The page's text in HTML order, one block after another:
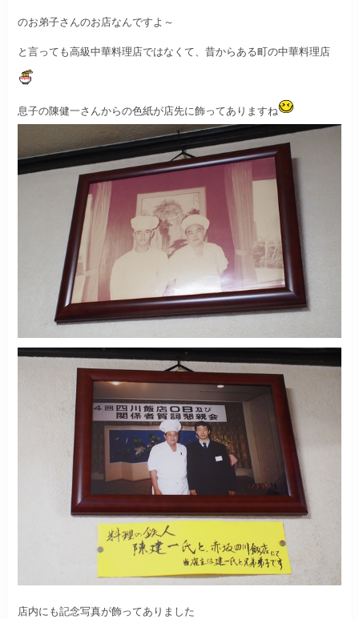
のお弟子さんのお店なんですよ～
と言っても高級中華料理店ではなくて、昔からある町の中華料理店
息子の陳健一さんからの色紙が店先に飾ってありますね
店内にも記念写真が飾ってありました